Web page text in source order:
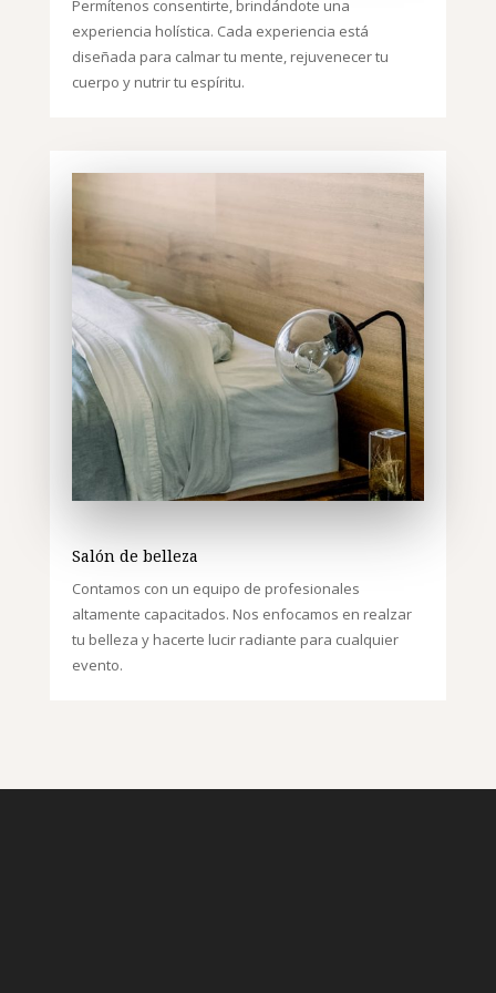
Permítenos consentirte, brindándote una
experiencia holística. Cada experiencia está
diseñada para calmar tu mente, rejuvenecer tu
cuerpo y nutrir tu espíritu.
Salón de belleza
Contamos con un equipo de profesionales
altamente capacitados. Nos enfocamos en realzar
tu belleza y hacerte lucir radiante para cualquier
evento.